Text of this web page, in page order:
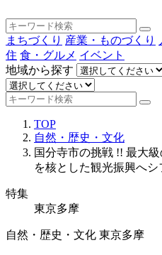
まちづくり 産業・ものづくり
住 食・グルメ イベント
地域から探す
TOP
自然・歴史・文化
国分寺市の挑戦 !! 最大
を核とした観光振興へシ
特集
東京多摩
自然・歴史・文化 東京多摩